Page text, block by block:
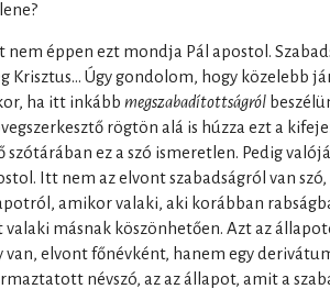
nem éppen ezt mondja Pál apostol.
Krisztus… Úgy gondolom, hogy közelebb
ha itt inkább megszabadítottságról
rögtön alá is húzza ezt a
szótárában ez a szó ismeretlen. Pedig
Itt nem az elvont szabadságról van
amikor valaki, aki korábban
valaki másnak köszönhetően. Azt az
van, elvont főnévként, hanem egy
névszó, az az állapot, amit a